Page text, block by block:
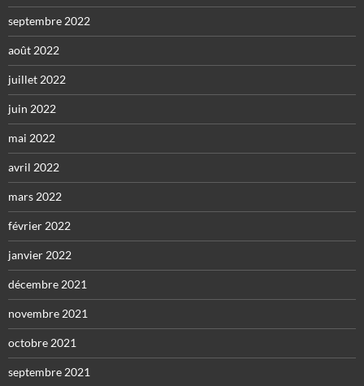
septembre 2022
août 2022
juillet 2022
juin 2022
mai 2022
avril 2022
mars 2022
février 2022
janvier 2022
décembre 2021
novembre 2021
octobre 2021
septembre 2021